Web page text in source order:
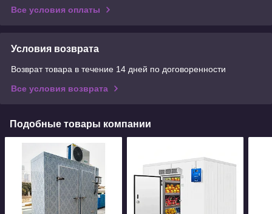
Все условия оплаты
Условия возврата
Возврат товара в течение 14 дней по договоренности
Все условия возврата
Подобные товары компании